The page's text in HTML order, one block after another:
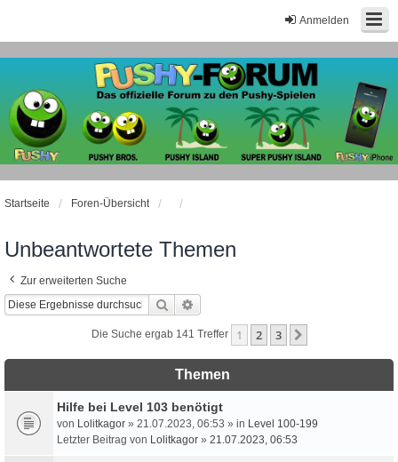
Anmelden
Startseite Foren-Übersicht
Unbeantwortete Themen
Zur erweiterten Suche
Suche
Die Suche ergab 141 Treffer 1 2 3
Themen
Hilfe bei Level 103 benötigt
von Lolitkagor » 21.07.2023, 06:53 » in Level 100-199
Letzter Beitrag von Lolitkagor » 21.07.2023, 06:53